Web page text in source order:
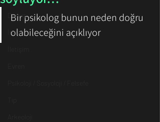
Dünya
İnsan
Bir psikolog bunun neden doğru
olabileceğini açıklıyor